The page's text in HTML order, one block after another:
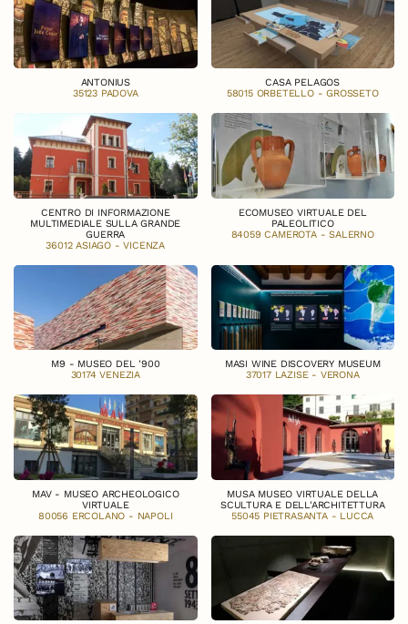
ANTONIUS
35123 PADOVA
CASA PELAGOS
58015 ORBETELLO - GROSSETO
CENTRO DI INFORMAZIONE
MULTIMEDIALE SULLA GRANDE
GUERRA
36012 ASIAGO - VICENZA
ECOMUSEO VIRTUALE DEL
PALEOLITICO
84059 CAMEROTA - SALERNO
M9 - MUSEO DEL '900
30174 VENEZIA
MASI WINE DISCOVERY MUSEUM
37017 LAZISE - VERONA
MAV - MUSEO ARCHEOLOGICO
VIRTUALE
80056 ERCOLANO - NAPOLI
MUSA MUSEO VIRTUALE DELLA
SCULTURA E DELL'ARCHITETTURA
55045 PIETRASANTA - LUCCA